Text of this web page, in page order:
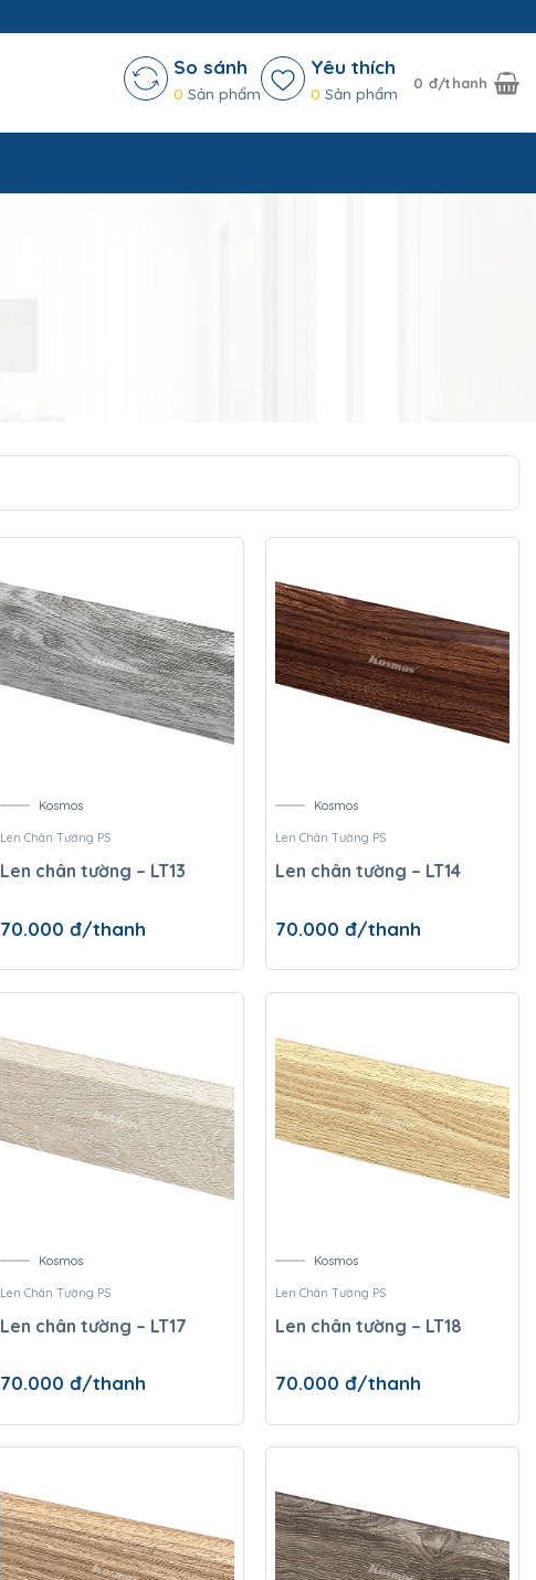
So sánh
0 Sản phẩm
Yêu thích
0 Sản phẩm
0 đ/thanh
Kosmos
Len Chân Tường PS
Len chân tường – LT13
70.000 đ/thanh
Kosmos
Len Chân Tường PS
Len chân tường – LT14
70.000đ/thanh
Kosmos
Len Chân Tường PS
Len chân tường – LT17
70.000 đ/thanh
Kosmos
Len Chân Tường PS
Len chân tường – LT18
70.000đ/thanh